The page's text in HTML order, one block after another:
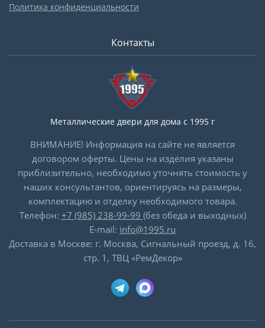
Политика конфиденциальности
Контакты
Металлические двери для дома с 1995 г
ВНИМАНИЕ! Информация на сайте не является
договором оферты. Цены на изделия указаны
приблизительно, необходимо уточнять стоимость у
наших консультантов, ориентируясь на размеры,
комплектацию и отделку необходимого товара.
Телефон: +7 (985) 238-99-99 (без обеда и выходных)
E-mail: info@1995.ru
Доставка в Москве: г. Москва, Сигнальный проезд, д. 16,
стр. 1, ТВЦ «РемДекор»